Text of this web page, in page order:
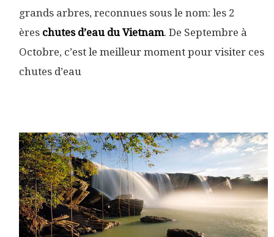
grands arbres, reconnues sous le nom: les 2
ères chutes d’eau du Vietnam. De Septembre à
Octobre, c’est le meilleur moment pour visiter ces
chutes d’eau